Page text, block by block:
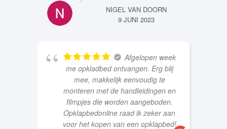
NIGEL VAN DOORN
9 JUNI 2023
Afgelopen week
me opkladbed ontvangen. Erg blij
mee, makkelijk eenvoudig te
monteren met de handleidingen en
filmpjes die worden aangeboden.
Opklapbedonline raad ik zeker aan
voor het kopen van een opklapbed!